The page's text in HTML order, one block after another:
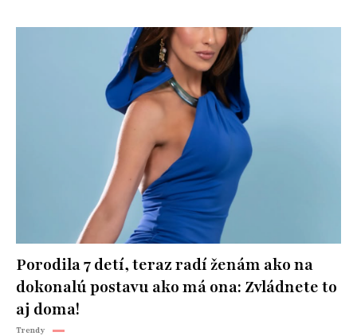
Porodila 7 detí, teraz radí ženám ako na
dokonalú postavu ako má ona: Zvládnete to
aj doma!
Trendy